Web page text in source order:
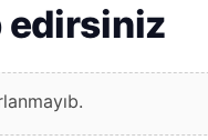
edirsiniz